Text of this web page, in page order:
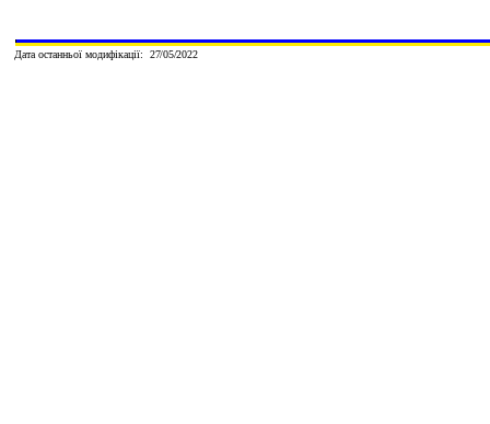
Дата останньої модифікації: 27/05/2022